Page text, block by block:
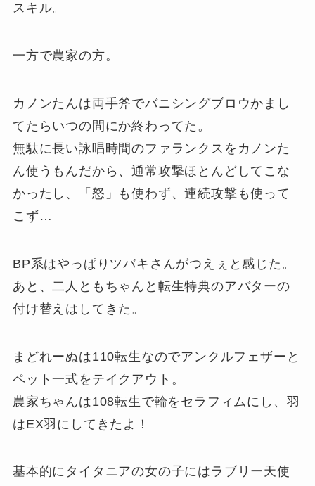
スキル。
一方で農家の方。
カノンたんは両手斧でバニシングブロウかまし
てたらいつの間にか終わってた。
無駄に長い詠唱時間のファランクスをカノンた
ん使うもんだから、通常攻撃ほとんどしてこな
かったし、「怒」も使わず、連続攻撃も使って
こず…
BP系はやっぱりツバキさんがつえぇと感じた。
あと、二人ともちゃんと転生特典のアバターの
付け替えはしてきた。
まどれーぬは110転生なのでアンクルフェザーと
ペット一式をテイクアウト。
農家ちゃんは108転生で輪をセラフィムにし、羽
はEX羽にしてきたよ！
基本的にタイタニアの女の子にはラブリー天使